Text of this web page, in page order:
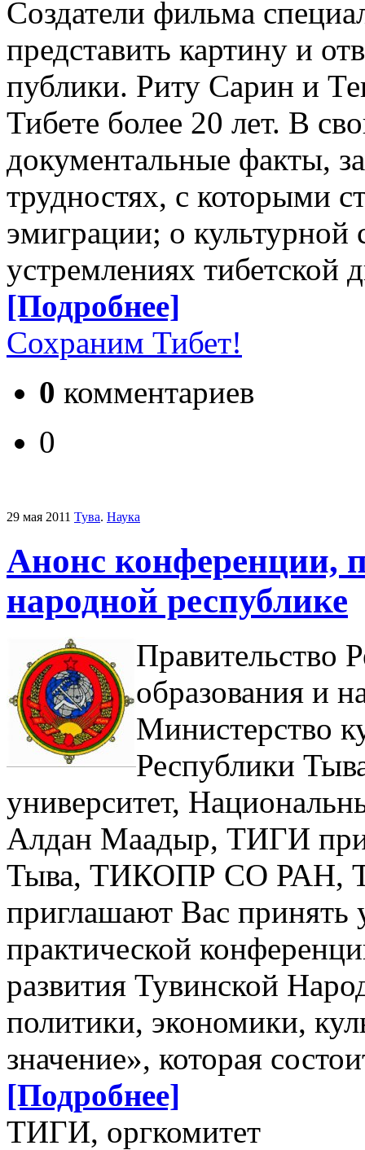
Создатели фильма
представить картину и
публики. Риту Сарин и
Тибете более 20 лет. В
документальные факты,
трудностях, с которыми
эмиграции; о
устремлениях тибетской
[Подробнее]
Сохраним Тибет!
0 комментариев
0
29 мая 2011 Тува. Наука
Анонс конференции,
народной республике
Правительство
образования и
Министерство
Республики
университет,
Алдан Маадыр, ТИГИ при
Тыва, ТИКОПР СО РАН,
приглашают Вас принять
практической
развития Тувинской
политики, экономики,
значение», которая
[Подробнее]
ТИГИ, оргкомитет